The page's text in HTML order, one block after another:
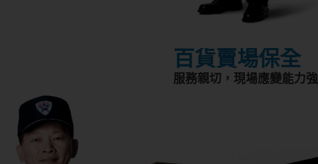
百貨賣場保全
服務親切，現場應變能力強